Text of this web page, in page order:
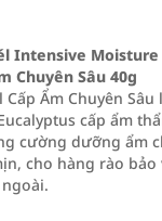
Intensive
Chuyên Sâu 40g
Ẩm Chuyên
cấp ẩm
cường dưỡng ẩm
cho hàng rào bảo